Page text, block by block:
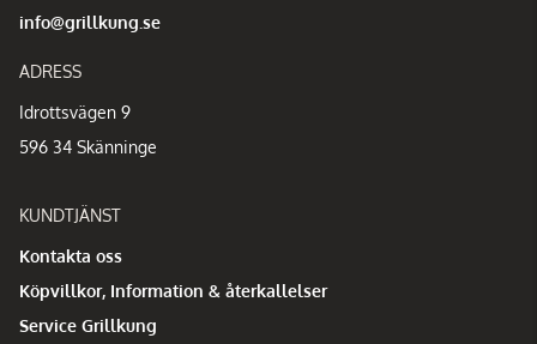
info@grillkung.se
ADRESS
Idrottsvägen 9
596 34 Skänninge
KUNDTJÄNST
Kontakta oss
Köpvillkor, Information & återkallelser
Service Grillkung